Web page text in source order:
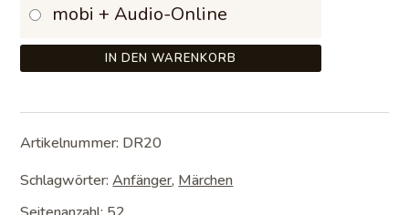
mobi + Audio-Online
IN DEN WARENKORB
Artikelnummer: DR20
Schlagwörter:Anfänger, Märchen